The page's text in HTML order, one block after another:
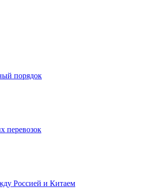
порядок
перевозок
Россией и Китаем